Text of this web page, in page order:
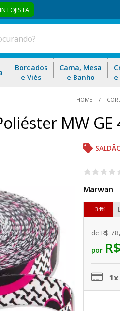
LOJISTA
Bordados
e Viés
Cama, Mesa
e Banho
e
HOME
MW
Marwan
de R$
por
34%
1x